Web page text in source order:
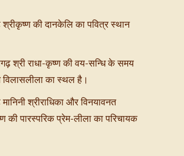
श्रीकृष्ण की दानकेलि का पवित्र स्थान
श्री राधा-कृष्ण की वय-सन्धि के समय
विलासलीला का स्थल है।
श्रीराधिका और विनयावनत
की पारस्परिक प्रेम-लीला का परिचायक